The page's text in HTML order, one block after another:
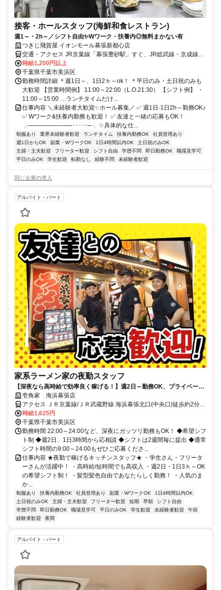
接客・ホールスタッフ(海鮮和食レストラン)
週1～・2h～／シフト自由✨Wワーク・扶養内◎無料まかない有
つきじ飛賀屋 イオンモール幕張新都心店
交通・アクセス JR京葉線「幕張豊砂駅」すぐ、JR総武線・京成線
「幕張本郷駅」からバス約8分
時給1,200円以上
千葉県千葉市美浜区
勤務時間詳細 ＊週1日～、1日2ｈ～ok！ ＊平日のみ・土日祝のみも
大歓迎 【営業時間例】 11:00～22:00（L.O.21:30） 【シフト例】 ・
11:00～15:00 …ランチタイムだけ...
仕事内容 ＼未経験者大歓迎✨ホール募集／ ✅ 週1日·1日2h～勤務OK♪
✅ Wワーク&扶養内勤務も歓迎！ ✅ 友達と一緒の応募もOK！
╭──────────･････─╮ ✨具体的な仕...
制服あり 業界未経験者歓迎 ランチタイム 扶養内勤務OK
社員登用あり
週1日からOK
副業・WワークOK 1日4時間以内OK
土日祝のみOK
主婦・主夫歓迎
フリーター歓迎 シフト自由 学歴不問 即日勤務OK
職場見学可
平日のみOK
学生歓迎 転勤なし 経験不問 未経験者歓迎
同じ企業の求人
アルバイト・パート
家系ラーメン家の夜勤スタッフ
【深夜なら高時給で効率良く稼げる！】週2日～勤務OK、プライベート
と両立しながら無理なく働けます☆
壱角家 海浜幕張店
アクセス ＪＲ京葉線/ＪＲ武蔵野線 海浜幕張北口(中央口)徒歩約2分、
京成千葉線 京成幕張徒歩約24分、ＪＲ総武本線 幕張南口徒歩約25分
時給1,625円
千葉県千葉市美浜区
勤務時間 22:00～24:00など、深夜にガッツリ勤務もOK！ ◆希望シフ
ト制 ◆週2日、1日3時間から応相談 ◆シフトは2週間毎に提出 ◆通常
シフト時間の9:00～24:00もぜひご応募くださ...
仕事内容 ★夜勤で稼げるキッチンスタッフ★ ・学生さん・フリータ
ーさんが活躍中！ ・高時給/短時間でも高収入 ・週2日・1日3ｈ～OK
の希望シフト制！ ・髪型髪色自由であなたらしく勤務！ ・人気のま
か...
制服あり 扶養内勤務OK 社員登用あり 副業・WワークOK
1日4時間以内OK
土日祝のみOK
主婦・主夫歓迎 フリーター歓迎 短期 早朝
シフト自由
学歴不問
即日勤務OK 職場見学可 平日のみOK 学生歓迎 未経験者歓迎
午前
経験者歓迎
夜間
アルバイト・パート